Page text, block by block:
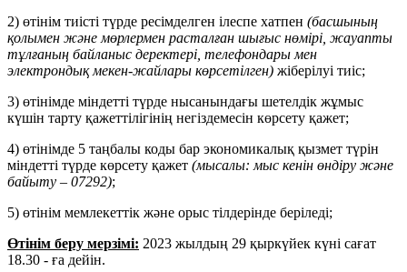
2) өтінім тиісті түрде ресімделген ілеспе хатпен (басшының
қолымен және мөрлермен расталған шығыс нөмірі, жауапты
тұлғаның байланыс деректері, телефондары мен
электрондық мекен-жайлары көрсетілген) жіберілуі тиіс;
3) өтінімде міндетті түрде нысанындағы шетелдік жұмыс
күшін тарту қажеттілігінің негіздемесін көрсету қажет;
4) өтінімде 5 таңбалы коды бар экономикалық қызмет түрін
міндетті түрде көрсету қажет (мысалы: мыс кенін өндіру және
байыту – 07292);
5) өтінім мемлекеттік және орыс тілдерінде беріледі;
Өтінім беру мерзімі: 2023 жылдың 29 қыркүйек күні сағат
18.30 - ға дейін.